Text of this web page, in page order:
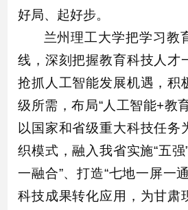
好局、起好步。
兰州理工大学把学习教
线，深刻把握教育科技人才
抢抓人工智能发展机遇，积
级所需，布局“人工智能+教
以国家和省级重大科技任务
织模式，融入我省实施“五强
一融合”、打造“七地一屏一
科技成果转化应用，为甘肃